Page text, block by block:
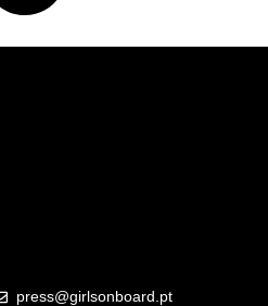
press@girlsonboard.pt